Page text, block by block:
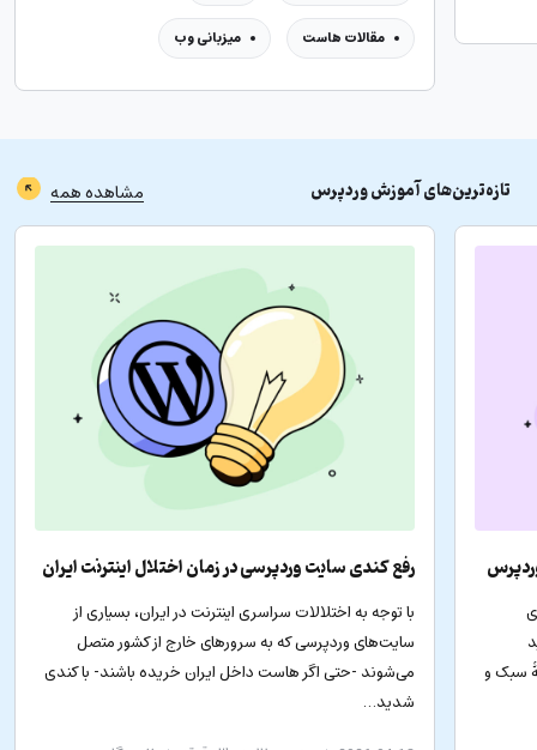
مقالات هاست میزبانی وب
تازه‌ترین‌هایآموزش وردپرس مشاهده همه
سبک و
رفع کندی سایت وردپرسی در زمان اختلال اینترنت ایران
با توجه به اختلالات سراسری اینترنت در ایران، بسیاری از
سایت‌های وردپرسی که به سرورهای خارج از کشور متصل
می‌شوند -حتی اگر هاست داخل ایران خریده باشند- با کندی
شدید…